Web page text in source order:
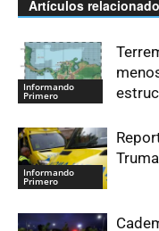
Artículos
Informando
Primero
Informando
Primero